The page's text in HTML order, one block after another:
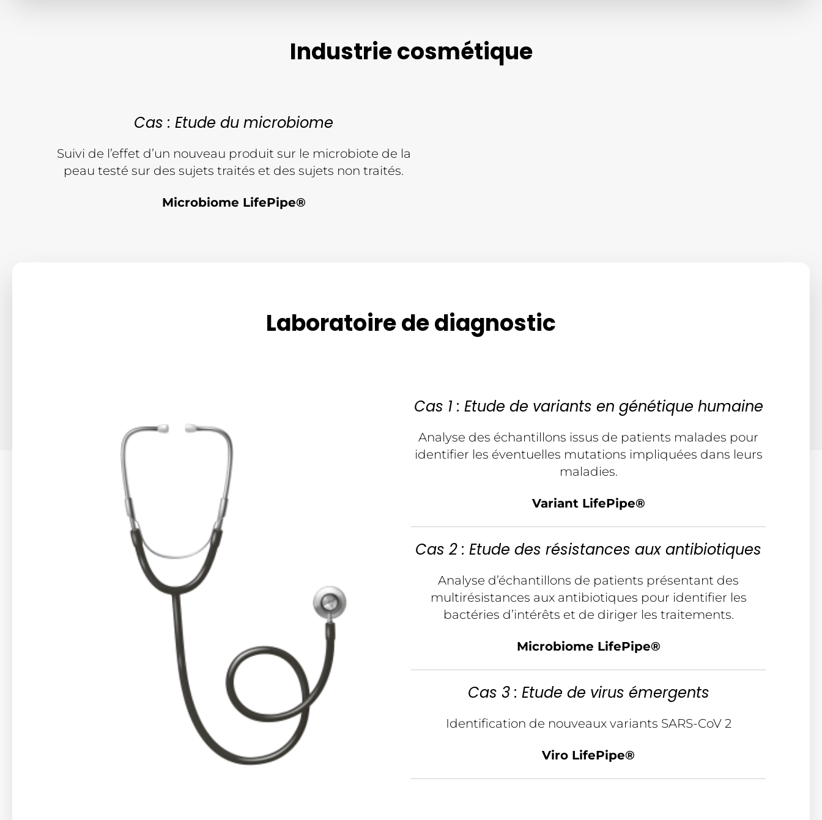
Industrie cosmétique
Cas : Etude du microbiome
Suivi de l’effet d’un nouveau produit sur le microbiote de la
peau testé sur des sujets traités et des sujets non traités.
Microbiome LifePipe®
Laboratoire de diagnostic
Cas 1 : Etude de variants en génétique humaine
Analyse des échantillons issus de patients malades pour
identifier les éventuelles mutations impliquées dans leurs
maladies.
Variant LifePipe®
Cas 2 : Etude des résistances aux antibiotiques
Analyse d’échantillons de patients présentant des
multirésistances aux antibiotiques pour identifier les
bactéries d’intérêts et de diriger les traitements.
Microbiome LifePipe®
Cas 3 : Etude de virus émergents
Identification de nouveaux variants SARS-CoV 2
Viro LifePipe®